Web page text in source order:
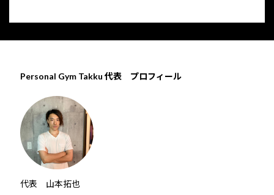
Personal Gym Takku 代表 プロフィール
代表 山本拓也